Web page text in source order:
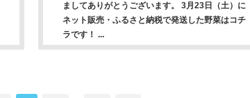
ましてありがとうございます。 3月23日（土）に
ネット販売・ふるさと納税で発送した野菜はコチ
ラです！ ...